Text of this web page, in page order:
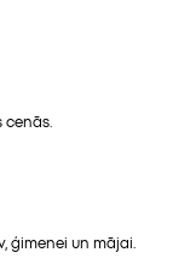
ģimenei un mājai.